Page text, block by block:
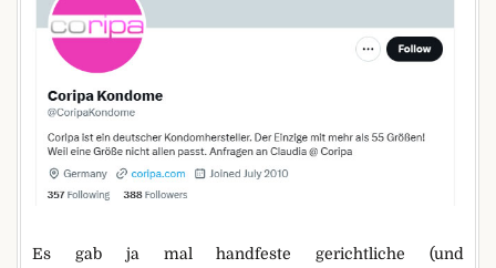
Es gab ja mal handfeste gerichtliche (und